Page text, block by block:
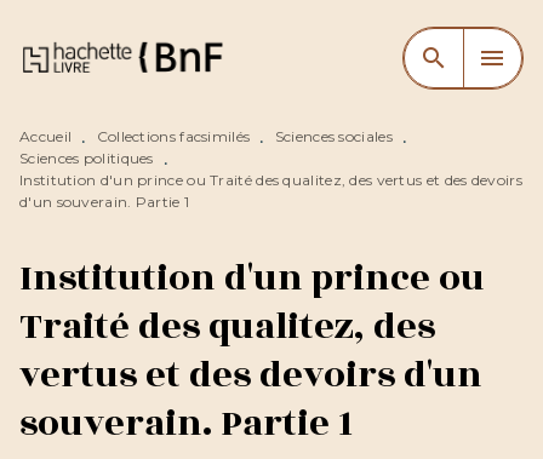
MENU RECHERCHE
CONTENU
search menu
Accueil • Collections facsimilés • Sciences sociales
•
Sciences politiques
•
Institution d'un prince ou Traité des qualitez, des vertus et des devoirs
d'un souverain. Partie 1
Institution d'un prince ou
Traité des qualitez, des
vertus et des devoirs d'un
souverain. Partie 1